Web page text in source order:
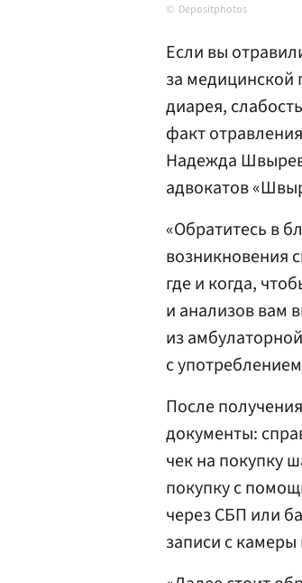
Depositphotos
Если вы
за
диарея,
факт
Надежда
адвокатов
«Обратитесь в
возникновения
где и когда,
и анализов вам
из
с
После
документы:
чек на покупку
покупку с
через СБП или
записи с